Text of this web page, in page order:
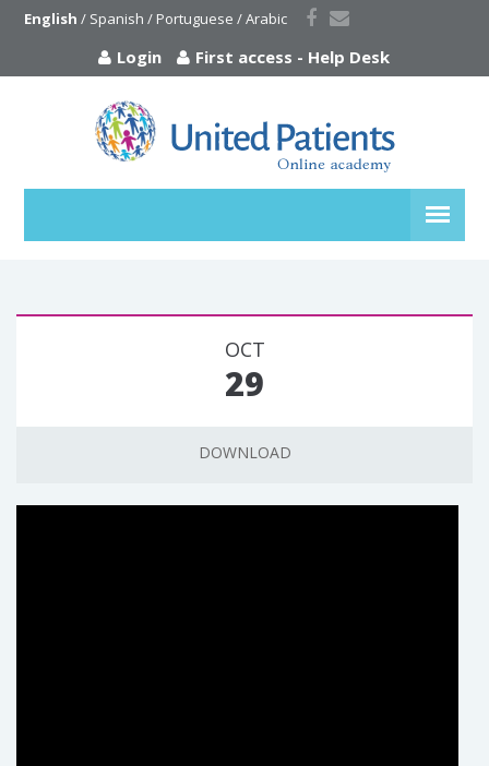
English / Spanish / Portuguese / Arabic
Login First access - Help Desk
OCT
29
DOWNLOAD